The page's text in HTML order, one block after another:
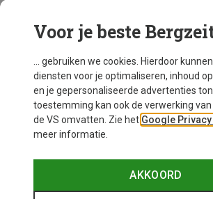
Mogelijk interessant voor je
Voor je beste
... gebruiken we cookies. Hierdoor
diensten voor je optimaliseren, inhoud
en je gepersonaliseerde advertenties
toestemming kan ook de verwerking van
de VS omvatten. Zie het Google Privacy
meer informatie.
AKKOORD